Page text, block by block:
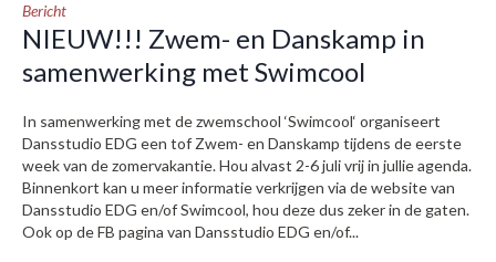
Bericht
NIEUW!!! Zwem- en Danskamp in
samenwerking met Swimcool
In samenwerking met de zwemschool ‘Swimcool‘ organiseert
Dansstudio EDG een tof Zwem- en Danskamp tijdens de eerste
week van de zomervakantie. Hou alvast 2-6 juli vrij in jullie agenda.
Binnenkort kan u meer informatie verkrijgen via de website van
Dansstudio EDG en/of Swimcool, hou deze dus zeker in de gaten.
Ook op de FB pagina van Dansstudio EDG en/of...